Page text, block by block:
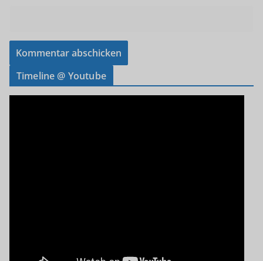
Timeline @ Youtube